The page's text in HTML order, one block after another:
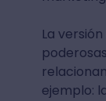
La
ejemplo: